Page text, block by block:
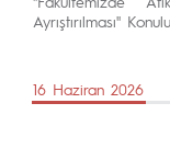
Ayrıştırılması''
16 Haziran 2026